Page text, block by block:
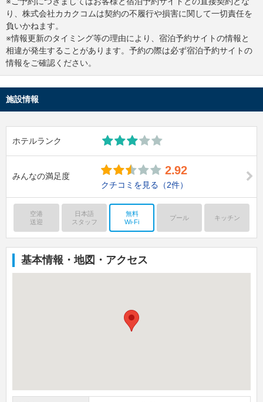
り、株式会社カカクコムは契約の不履行や損害に関して一切責任を
負いかねます。
※情報更新のタイミング等の理由により、宿泊予約サイトの情報と
相違が発生することがあります。予約の際は必ず宿泊予約サイトの
情報をご確認ください。
施設情報
ホテルランク
みんなの満足度 2.92
クチコミを見る （2件）
空港
送迎
日本語
スタッフ
無料
Wi-Fi
プール キッチン
基本情報・地図・アクセス